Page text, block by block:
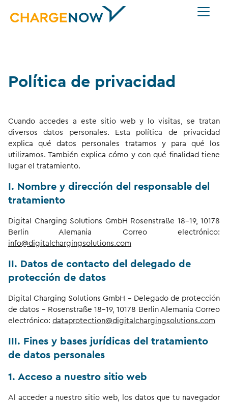
Política de privacidad
Cuando accedes a este sitio web y lo visitas, se tratan
diversos datos personales. Esta política de privacidad
explica qué datos personales tratamos y para qué los
utilizamos. También explica cómo y con qué finalidad tiene
lugar el tratamiento.
I. Nombre y dirección del responsable del
tratamiento
Digital Charging Solutions GmbH Rosenstraße 18-19, 10178
Berlin Alemania Correo electrónico:
info@digitalchargingsolutions.com
II. Datos de contacto del delegado de
protección de datos
Digital Charging Solutions GmbH - Delegado de protección
de datos - Rosenstraße 18-19, 10178 Berlin Alemania Correo
electrónico: dataprotection@digitalchargingsolutions.com
III. Fines y bases jurídicas del tratamiento
de datos personales
1. Acceso a nuestro sitio web
Al acceder a nuestro sitio web, los datos que tu navegador